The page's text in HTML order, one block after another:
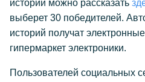
истории можно рассказать
выберет 30 победителей.
историй получат
гипермаркет электроники.
Пользователей социальных